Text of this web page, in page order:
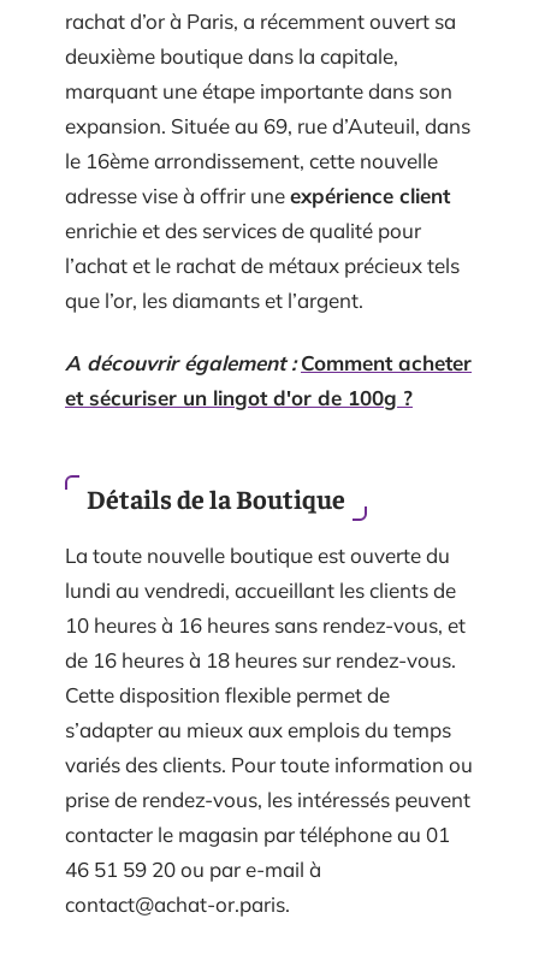
rachat d’or à Paris, a récemment ouvert sa
deuxième boutique dans la capitale,
marquant une étape importante dans son
expansion. Située au 69, rue d’Auteuil, dans
le 16ème arrondissement, cette nouvelle
adresse vise à offrir uneexpérience client
enrichie et des services de qualité pour
l’achat et le rachat de métaux précieux tels
que l’or, les diamants et l’argent.
A découvrir également : Comment acheter
et sécuriser un lingot d'or de 100g ?
Détails de la Boutique
La toute nouvelle boutique est ouverte du
lundi au vendredi, accueillant les clients de
10 heures à 16 heures sans rendez-vous, et
de 16 heures à 18 heures sur rendez-vous.
Cette disposition flexible permet de
s’adapter au mieux aux emplois du temps
variés des clients. Pour toute information ou
prise de rendez-vous, les intéressés peuvent
contacter le magasin par téléphone au 01
46 51 59 20 ou par e-mail à
contact@achat-or.paris.